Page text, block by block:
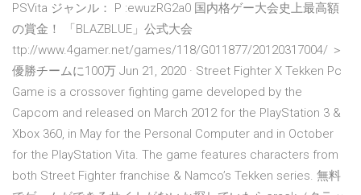
PSVita ジャンル： P :ewuzRG2a0 国内格ゲー大会史上最高額
の賞金！ 「BLAZBLUE」公式大会
ttp://www.4gamer.net/games/118/G011877/20120317004/ ＞
優勝チームに100万 Jun 21, 2020 · Street Fighter X Tekken Pc
Game is a crossover fighting game developed by the
Capcom and released on March 2012 for the PlayStation 3 &
Xbox 360, in May for the Personal Computer and in October
for the PlayStation Vita. The game features characters from
both Street Fighter franchise & Namco’s Tekken series. 無料